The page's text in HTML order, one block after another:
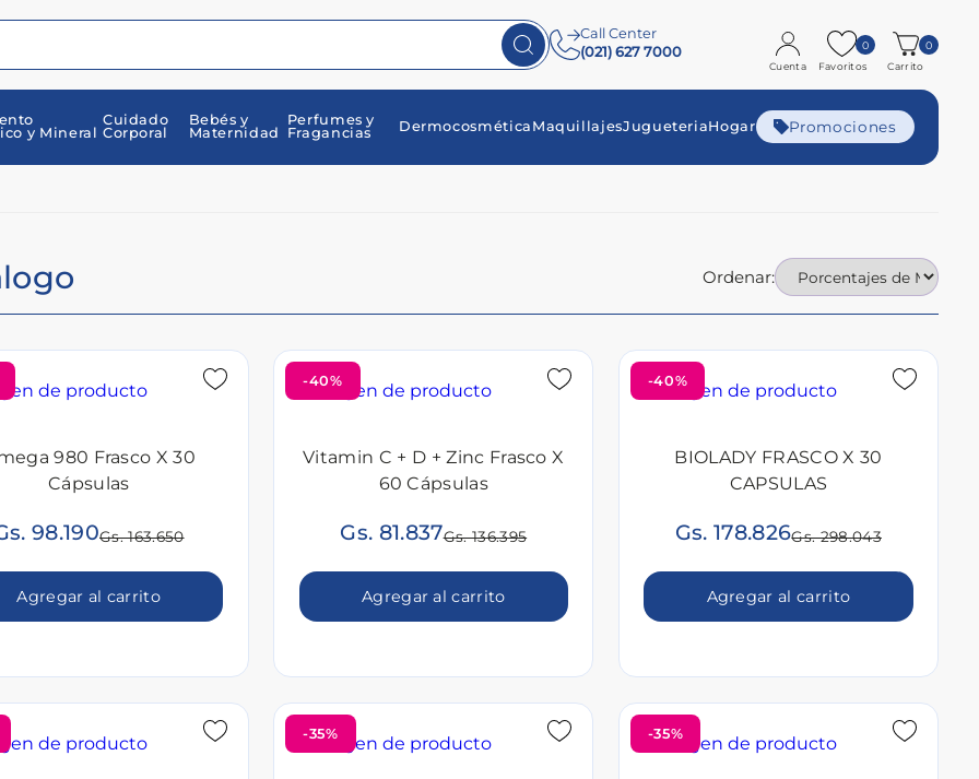
Call Center
(021) 627 7000
Cuenta Favoritos
0
Carrito
0
y Mineral
Cuidado
Corporal
Bebés y
Maternidad
Perfumes y
Fragancias
Dermocosmética MaquillajesJugueteriaHogar Promociones
Ordenar:
980 Frasco X 30
Cápsulas
98.190Gs. 163.650
Agregar al carrito
-40%
Vitamin C + D + Zinc Frasco X
60 Cápsulas
Gs. 81.837Gs. 136.395
Agregar al carrito
-40%
BIOLADY FRASCO X 30
CAPSULAS
Gs. 178.826Gs. 298.043
Agregar al carrito
-35% -35%